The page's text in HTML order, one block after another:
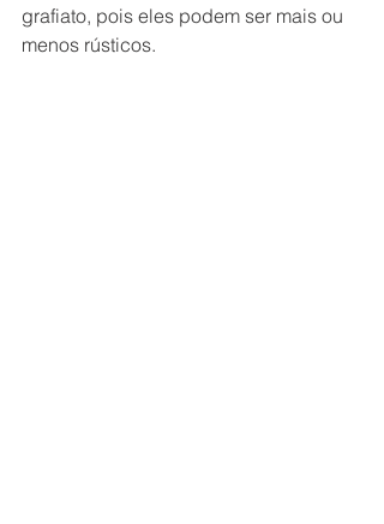
grafiato, pois eles podem ser mais ou
menos rústicos.